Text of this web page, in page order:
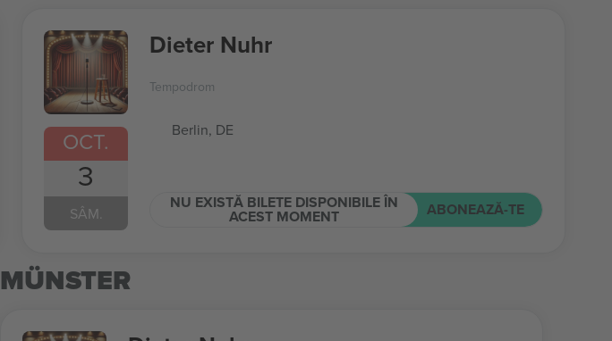
OCT.
3
SÂM.
Dieter Nuhr
Tempodrom
Berlin, DE
NU EXISTĂ BILETE DISPONIBILE ÎN
ACEST MOMENT ABONEAZĂ-TE
MÜNSTER